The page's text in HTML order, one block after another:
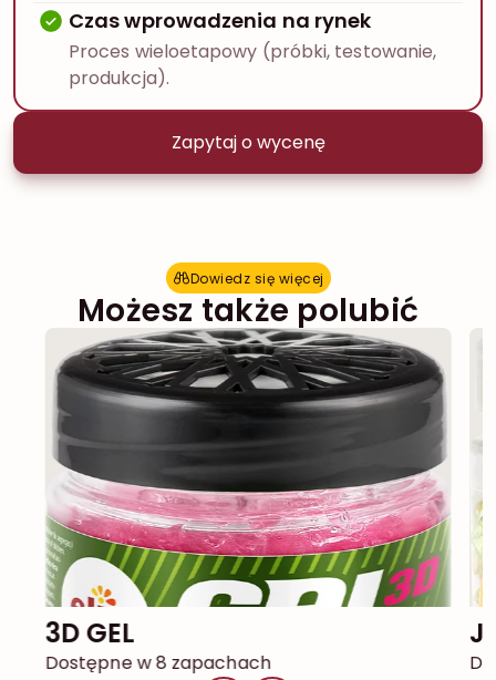
Czas wprowadzenia na rynek
Proces wieloetapowy (próbki, testowanie,
produkcja).
Zapytaj o wycenę
Dowiedz się więcej
Dowiedz się więcej
Możesz także polubić
3D GEL
Dostępne w 8 zapachach